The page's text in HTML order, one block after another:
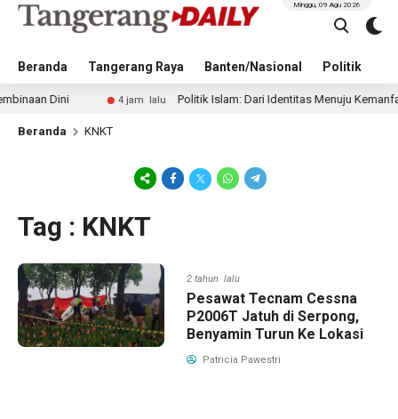
Beranda Tangerang Raya Banten/Nasional Politik
Minggu, 09 Agu 2026
Dini 4 jam lalu Politik Islam: Dari Identitas Menuju Kemanfaatan
Beranda KNKT
Tag : KNKT
2 tahun lalu
Pesawat Tecnam Cessna
P2006T Jatuh di Serpong,
Benyamin Turun Ke Lokasi
Patricia Pawestri